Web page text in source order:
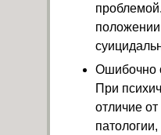
Ошибочно
При
отличие